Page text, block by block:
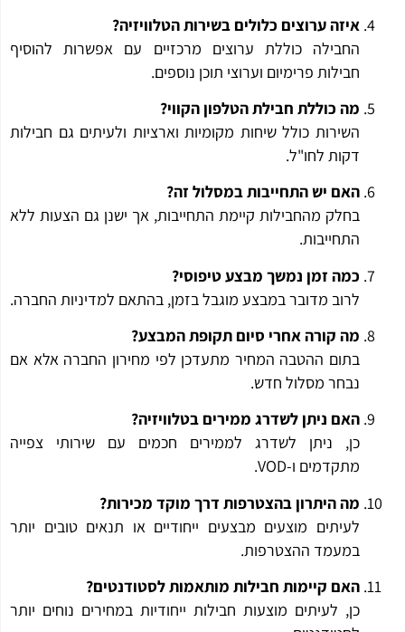
איזה ערוצים כלולים בשירות הטלוויזיה?
החבילה כוללת ערוצים מרכזיים עם אפשרות להוסיף
חבילות פרימיום וערוצי תוכן נוספים.
מה כוללת חבילת הטלפון הקווי?
השירות כולל שיחות מקומיות וארציות ולעיתים גם חבילות
דקות לחו"ל.
האם יש התחייבות במסלול זה?
בחלק מהחבילות קיימת התחייבות, אך ישנן גם הצעות ללא
התחייבות.
כמה זמן נמשך מבצע טיפוסי?
לרוב מדובר במבצע מוגבל בזמן, בהתאם למדיניות החברה.
מה קורה אחרי סיום תקופת המבצע?
בתום ההטבה המחיר מתעדכן לפי מחירון החברה אלא אם
נבחר מסלול חדש.
האם ניתן לשדרג ממירים בטלוויזיה?
כן, ניתן לשדרג לממירים חכמים עם שירותי צפייה
מתקדמים ו-VOD.
מה היתרון בהצטרפות דרך מוקד מכירות?
לעיתים מוצעים מבצעים ייחודיים או תנאים טובים יותר
במעמד ההצטרפות.
האם קיימות חבילות מותאמות לסטודנטים?
כן, לעיתים מוצעות חבילות ייחודיות במחירים נוחים יותר